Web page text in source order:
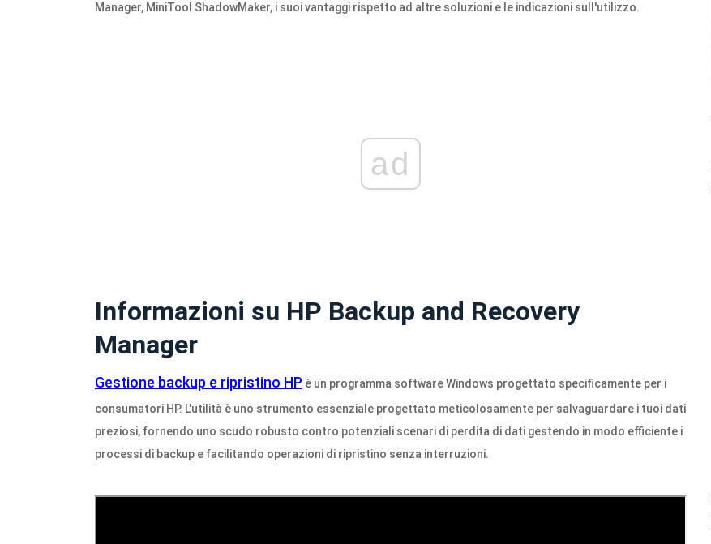
Manager, MiniTool ShadowMaker, i suoi vantaggi rispetto ad altre soluzioni e le indicazioni sull'utilizzo.
ad
Informazioni su HP Backup and Recovery
Manager
Gestione backup e ripristino HP è un programma software Windows progettato specificamente per i
consumatori HP. L'utilità è uno strumento essenziale progettato meticolosamente per salvaguardare i tuoi dati
preziosi, fornendo uno scudo robusto contro potenziali scenari di perdita di dati gestendo in modo efficiente i
processi di backup e facilitando operazioni di ripristino senza interruzioni.